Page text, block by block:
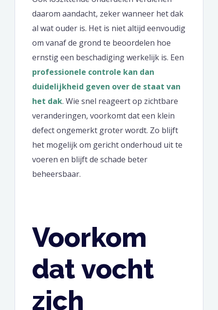
daarom aandacht, zeker wanneer het dak
al wat ouder is. Het is niet altijd eenvoudig
om vanaf de grond te beoordelen hoe
ernstig een beschadiging werkelijk is. Een
professionele controle kan dan
duidelijkheid geven over de staat van
het dak. Wie snel reageert op zichtbare
veranderingen, voorkomt dat een klein
defect ongemerkt groter wordt. Zo blijft
het mogelijk om gericht onderhoud uit te
voeren en blijft de schade beter
beheersbaar.
Voorkom
dat vocht
zich